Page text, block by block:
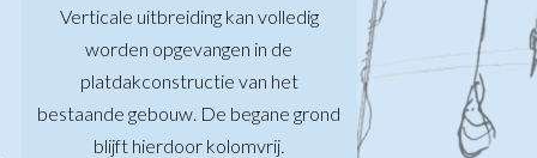
Verticale uitbreiding kan volledig
worden opgevangen in de
platdakconstructie van het
bestaande gebouw. De begane grond
blijft hierdoor kolomvrij